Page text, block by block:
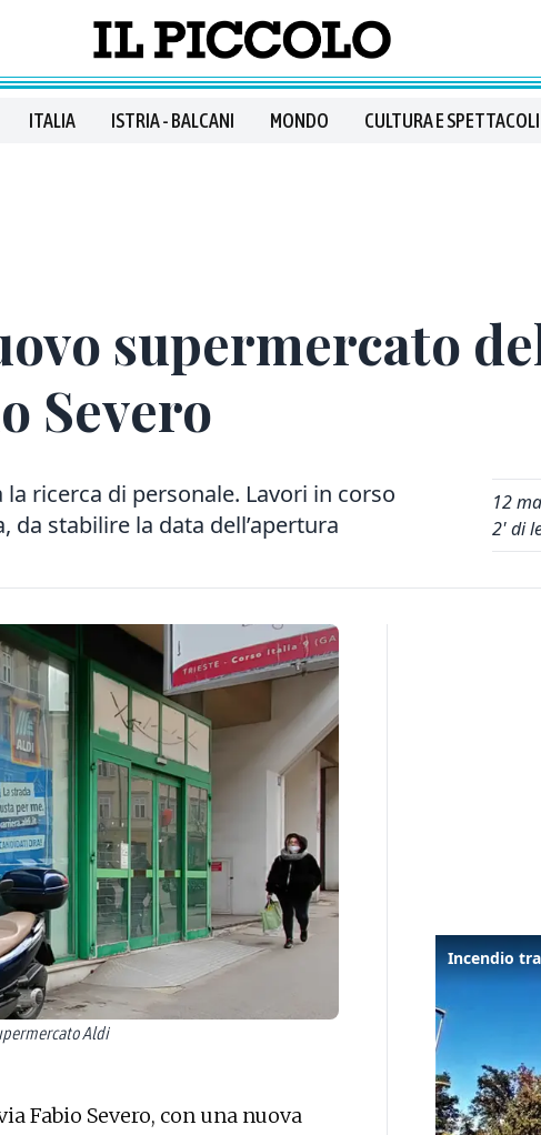
ITALIA ISTRIA - BALCANI MONDO CULTURA E SPETTACOLI
supermercato
Severo
ricerca di personale. Lavori in corso
da stabilire la data dell’apertura
12
2' di
Aldi
Fabio Severo, con una nuova